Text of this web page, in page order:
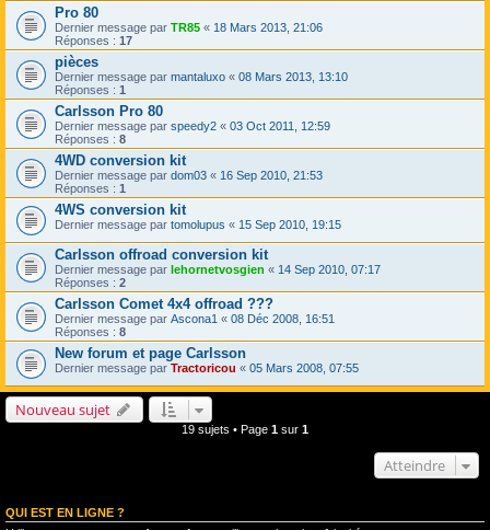
Pro 80
Dernier message par TR85 « 18 Mars 2013, 21:06
Réponses : 17
pièces
Dernier message par mantaluxo « 08 Mars 2013, 13:10
Réponses : 1
Carlsson Pro 80
Dernier message par speedy2 « 03 Oct 2011, 12:59
Réponses : 8
4WD conversion kit
Dernier message par dom03 « 16 Sep 2010, 21:53
Réponses : 1
4WS conversion kit
Dernier message par tomolupus « 15 Sep 2010, 19:15
Carlsson offroad conversion kit
Dernier message par lehornetvosgien « 14 Sep 2010, 07:17
Réponses : 2
Carlsson Comet 4x4 offroad ???
Dernier message par Ascona1 « 08 Déc 2008, 16:51
Réponses : 8
New forum et page Carlsson
Dernier message par Tractoricou « 05 Mars 2008, 07:55
Nouveau sujet
19 sujets • Page 1 sur 1
Atteindre
QUI EST EN LIGNE ?